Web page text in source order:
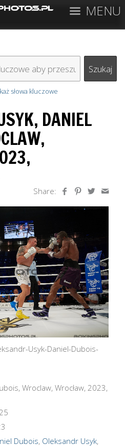
MENU
słowa kluczowe
DANIEL
Share:
Usyk-Daniel-Dubois-
Wroclaw, Wrocław, 2023,
Dubois, Oleksandr Usyk,